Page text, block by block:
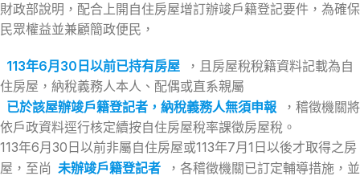
財政部說明，配合上開自住房屋增訂辦竣戶籍登記要件，為確保
民眾權益並兼顧簡政便民，
113年6月30日以前已持有房屋
，且房屋稅稅籍資料記載為自
住房屋，納稅義務人本人、配偶或直系親屬
已於該屋辦竣戶籍登記者，納稅義務人無須申報
，稽徵機關將
依戶政資料逕行核定續按自住房屋稅率課徵房屋稅。
113年6月30日以前非屬自住房屋或113年7月1日以後才取得之房
屋，至尚 未辦竣戶籍登記者
，各稽徵機關已訂定輔導措施，並